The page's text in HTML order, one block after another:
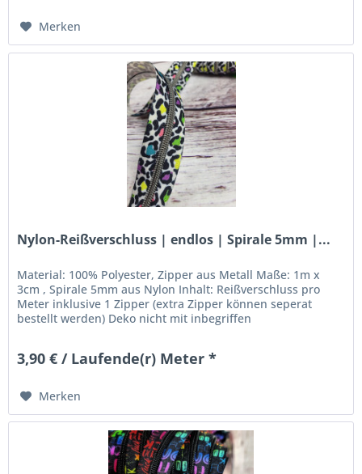
Merken
Nylon-Reißverschluss | endlos | Spirale 5mm |...
Material: 100% Polyester, Zipper aus Metall Maße: 1m x
3cm , Spirale 5mm aus Nylon Inhalt: Reißverschluss pro
Meter inklusive 1 Zipper (extra Zipper können seperat
bestellt werden) Deko nicht mit inbegriffen
3,90 € / Laufende(r) Meter *
Merken